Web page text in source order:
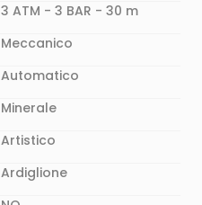
3 ATM - 3 BAR - 30 m
Meccanico
Automatico
Minerale
Artistico
Ardiglione